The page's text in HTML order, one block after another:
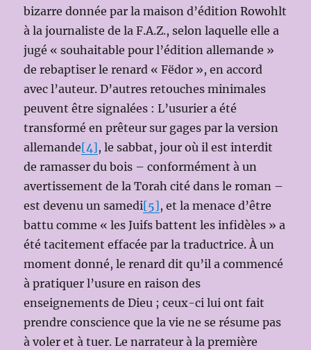
bizarre donnée par la maison d’édition Rowohlt
à la journaliste de la F.A.Z., selon laquelle elle a
jugé « souhaitable pour l’édition allemande »
de rebaptiser le renard « Fëdor », en accord
avec l’auteur. D’autres retouches minimales
peuvent être signalées : L’usurier a été
transformé en prêteur sur gages par la version
allemande[4], le sabbat, jour où il est interdit
de ramasser du bois – conformément à un
avertissement de la Torah cité dans le roman –
est devenu un samedi[5], et la menace d’être
battu comme « les Juifs battent les infidèles » a
été tacitement effacée par la traductrice. À un
moment donné, le renard dit qu’il a commencé
à pratiquer l’usure en raison des
enseignements de Dieu ; ceux-ci lui ont fait
prendre conscience que la vie ne se résume pas
à voler et à tuer. Le narrateur à la première